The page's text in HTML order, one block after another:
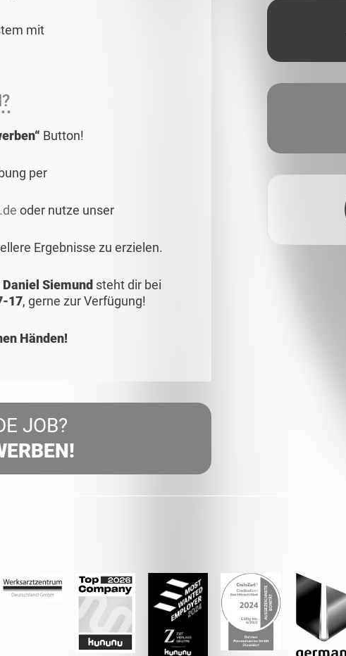
mit
Button!
per
oder nutze unser
Ergebnisse zu erzielen.
Daniel Siemund steht dir bei
17, gerne zur Verfügung!
Händen!
JOB?